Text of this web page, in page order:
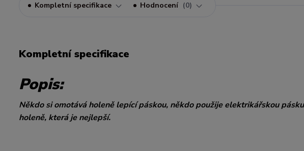
Kompletní specifikace Hodnocení 0
Kompletní specifikace
Popis:
Někdo si omotává holeně lepící páskou, někdo použije elektrikářskou
holeně, která je nejlepší.